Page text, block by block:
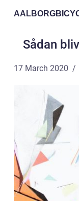
Sådan
17 March 2020